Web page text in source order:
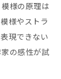
様の原理は
様やストラ
現できない
の感性が試